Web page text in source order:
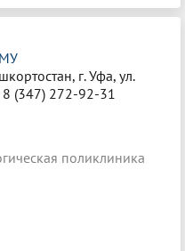
г. Уфа, ул.
8 (347) 272-92-31
поликлиника